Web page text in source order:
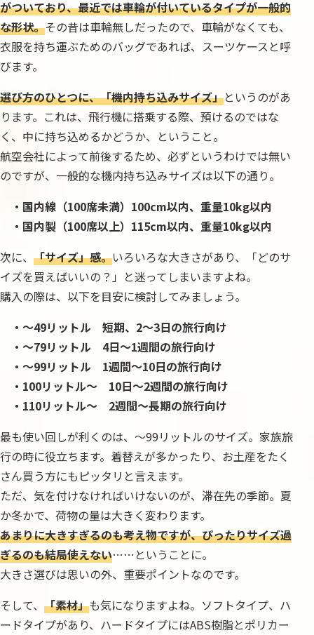
がついており、最近では車輪が付いているタイプが一般的
な形状。その昔は車輪無しだったので、車輪がなくても、
衣服を持ち運ぶためのバッグであれば、スーツケースと呼
びます。
選び方のひとつに、「機内持ち込みサイズ」というのがあ
ります。これは、飛行機に搭乗する際、預けるのではな
く、中に持ち込めるかどうか、ということ。
航空会社によって前後するため、必ずというわけでは無い
のですが、一般的な機内持ち込みサイズは以下の通り。
・国内線（100席未満）100cm以内、重量10kg以内
・国内製（100席以上）115cm以内、重量10kg以内
次に、 「サイズ」感。いろいろな大きさがあり、「どのサ
イズを買えばいいの？」と迷ってしまいますよね。
購入の際は、以下を目安に検討してみましょう。
・～49リットル 短期、2～3日の旅行向け
・～79リットル 4日～1週間の旅行向け
・～99リットル 1週間～10日の旅行向け
・100リットル～ 10日～2週間の旅行向け
・110リットル～ 2週間～長期の旅行向け
最も使い回しが利くのは、～99リットルのサイズ。家族旅
行の時に役立ちます。着替えが多かったり、お土産をたく
さん買う方にもピッタリと言えます。
ただ、気を付けなければいけないのが、滞在先の季節。夏
か冬かで、荷物の量は大きく変わります。
あまりに大きすぎるのも考え物ですが、ぴったりサイズ過
ぎるのも結局使えない……ということに。
大きさ選びは思いの外、重要ポイントなのです。
そして、 「素材」も気になりますよね。ソフトタイプ、ハ
ードタイプがあり、ハードタイプにはABS樹脂とポリカー